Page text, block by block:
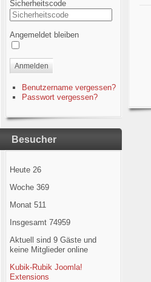
Sicherheitscode
Angemeldet bleiben
Anmelden
Benutzername vergessen?
Passwort vergessen?
Besucher
Heute 26
Woche 369
Monat 511
Insgesamt 74959
Aktuell sind 9 Gäste und
keine Mitglieder online
Kubik-Rubik Joomla!
Extensions